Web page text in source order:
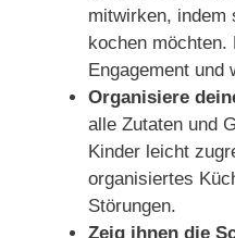
mitwirken, indem
kochen
Engagement und
Organisiere
alle Zutaten und
Kinder leicht
organisiertes
Störungen.
Zeig ihnen die